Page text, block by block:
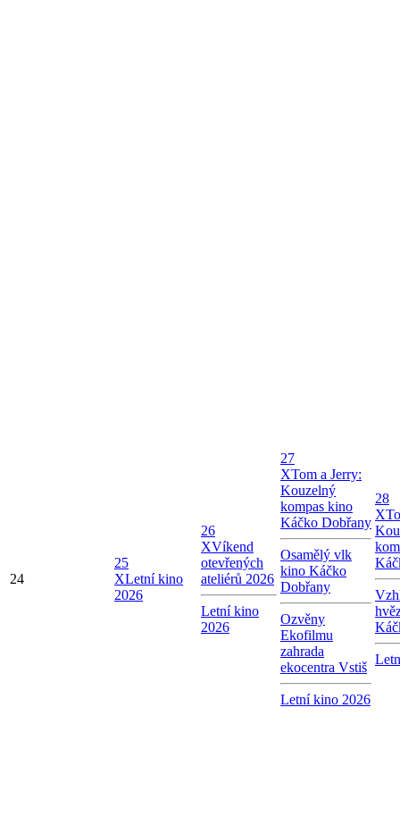
24
25
XLetní kino
2026
26
XVíkend
otevřených
ateliérů 2026
Letní kino
2026
27
XTom a Jerry:
Kouzelný
kompas kino
Káčko Dobřany
Osamělý vlk
kino Káčko
Dobřany
Ozvěny
Ekofilmu
zahrada
ekocentra Vstiš
Letní kino 2026
28
X